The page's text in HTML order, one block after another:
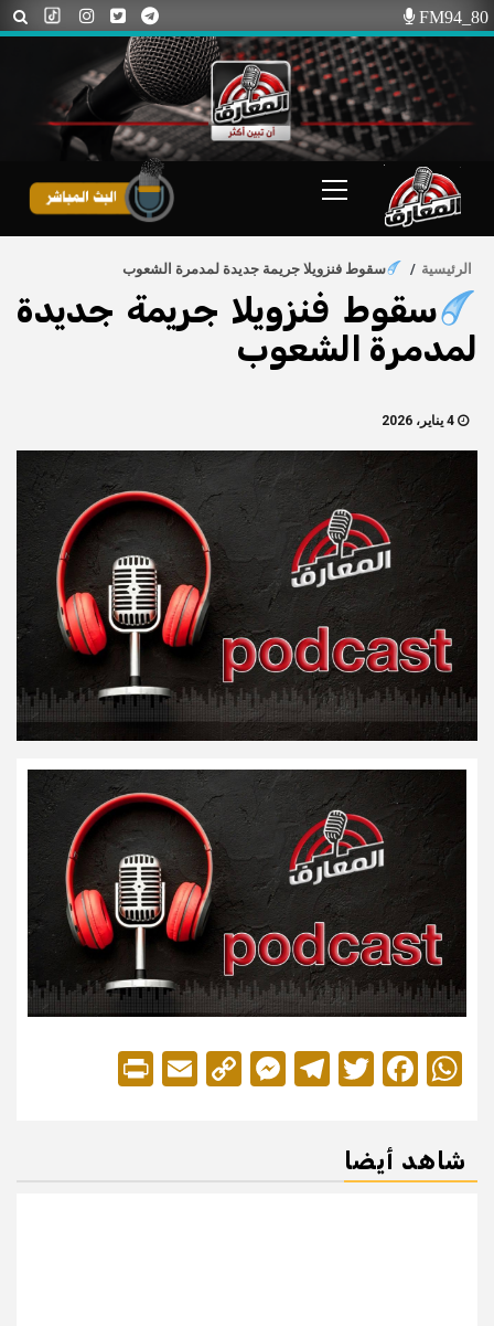
Skip
to
content
FM94_80
Menu
الرئيسية سقوط فنزويلا جريمة جديدة لمدمرة الشعوب
سقوط فنزويلا جريمة جديدة
لمدمرة الشعوب
WhatsApp
Facebook
Twitter
Telegram
Messenger
Copy
Email
شاهد أيضا